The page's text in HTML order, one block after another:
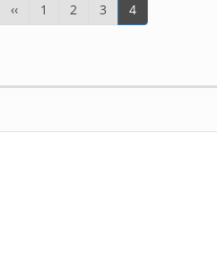
Vorherige
Seite
‹‹ Page
1 Page
2 Page
3
Aktuelle
Seite
4